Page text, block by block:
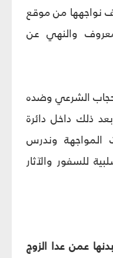
نواجهها من موقع
والنهي عن
الشرعي وضده
ذلك داخل دائرة
وندرس
للسفور والآثار
عمن عدا الزوج